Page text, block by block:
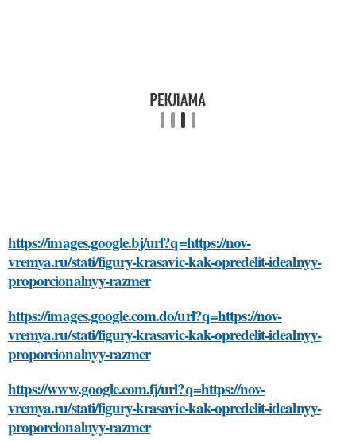
https://images.google.bj/url?q=https://nov-
vremya.ru/stati/figury-krasavic-kak-opredelit-idealnyy-
proporcionalnyy-razmer
https://images.google.com.do/url?q=https://nov-
vremya.ru/stati/figury-krasavic-kak-opredelit-idealnyy-
proporcionalnyy-razmer
https://www.google.com.fj/url?q=https://nov-
vremya.ru/stati/figury-krasavic-kak-opredelit-idealnyy-
proporcionalnyy-razmer